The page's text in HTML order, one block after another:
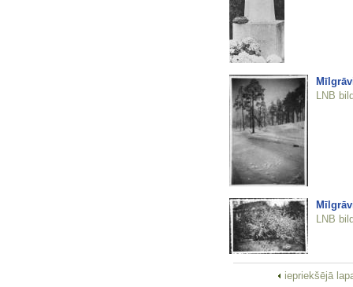
LNB
LNB
iepriekšējā